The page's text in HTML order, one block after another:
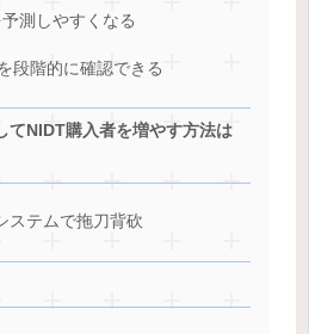
測しやすくなる
段階的に確認できる
てNIDT購入者を増やす方法は
ステムで拖刀背砍